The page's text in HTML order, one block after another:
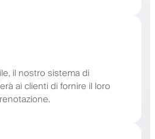
il nostro sistema di
ai clienti di fornire il loro